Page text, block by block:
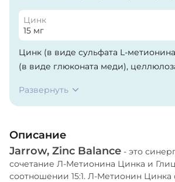
Цинк
15 мг
Цинк (в виде сульфата L-
(в виде глюконата меди),
(гидроксипропилметилцеллюлоза,
магния (растительного
Развернуть
Описание
Jarrow, Zinc Balance - это
сочетание Л-Метионина Цинка и
соотношении 15:1. Л-Метионин Цинка